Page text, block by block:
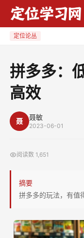
多：
价，
定位论丛
拼多多：
高效
聂 聂敏
2023-06-01
阅读数 1,651
摘要
拼多多的玩法，有值